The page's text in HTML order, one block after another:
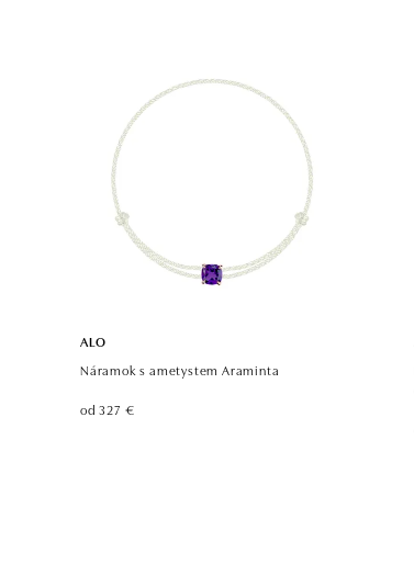
ALO
Náramok s ametystem Araminta
od 327 €